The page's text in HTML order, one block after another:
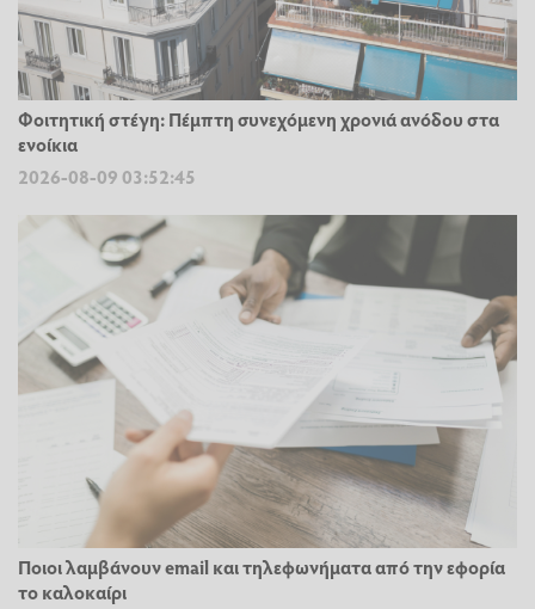
Φοιτητική στέγη: Πέμπτη συνεχόμενη χρονιά ανόδου στα
ενοίκια
2026-08-09 03:52:45
Ποιοι λαμβάνουν email και τηλεφωνήματα από την εφορία
το καλοκαίρι